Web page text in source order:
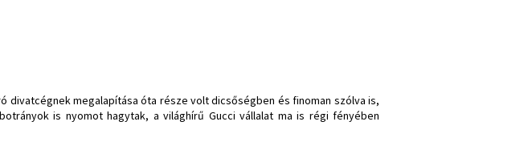
divatcégnek megalapítása óta része volt dicsőségben és finoman szólva is,
is nyomot hagytak, a világhírű Gucci vállalat ma is régi fényében